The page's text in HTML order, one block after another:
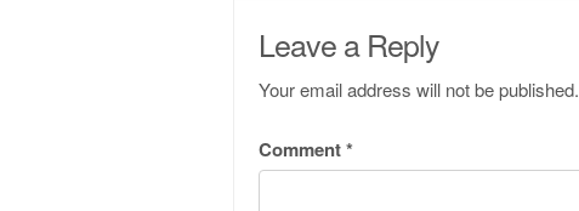
Leave a Reply
Your email address will not be published.
Comment*